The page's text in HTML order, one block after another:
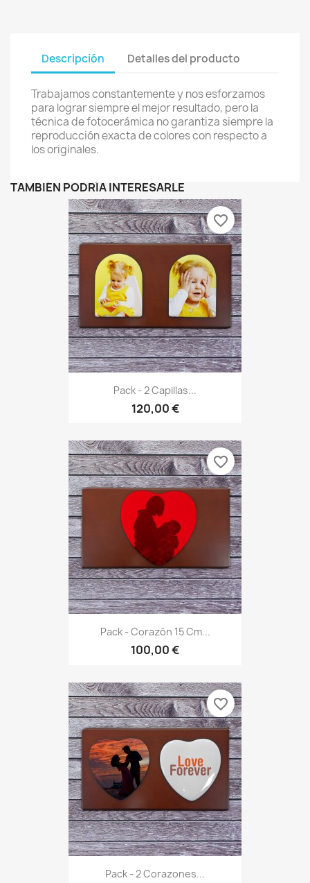
Descripción Detalles del producto
Trabajamos constantemente y nos esforzamos
para lograr siempre el mejor resultado, pero la
técnica de fotocerámica no garantiza siempre la
reproducción exacta de colores con respecto a
los originales.
TAMBIÉN PODRÍA INTERESARLE
Pack - 2 Capillas...
120,00 €
favorite_border
Pack - Corazón 15 Cm...
100,00 €
favorite_border
Pack - 2 Corazones...
favorite_border